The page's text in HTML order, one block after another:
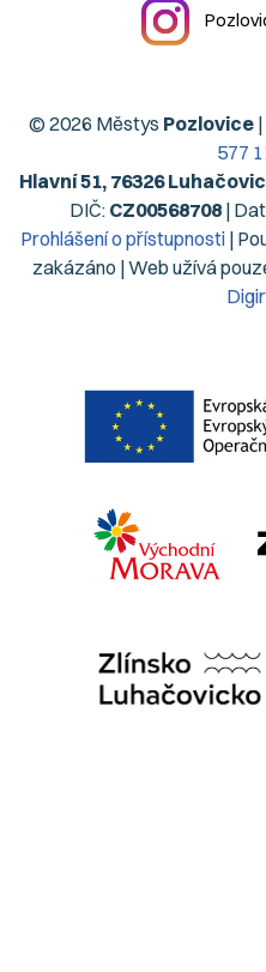
© 2026 Městys Pozlovice|
577
Hlavní 51, 76326
DIČ: CZ00568708 |
Prohlášení o přístupnosti |
zakázáno | Web užívá